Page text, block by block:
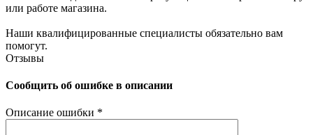
или работе магазина.
Наши квалифицированные специалисты обязательно вам
помогут.
Отзывы
Сообщить об ошибке в описании
Описание ошибки *